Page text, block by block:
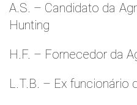
A.S. – Candidato da
Hunting
H.F. – Fornecedor da
L.T.B. – Ex funcionário